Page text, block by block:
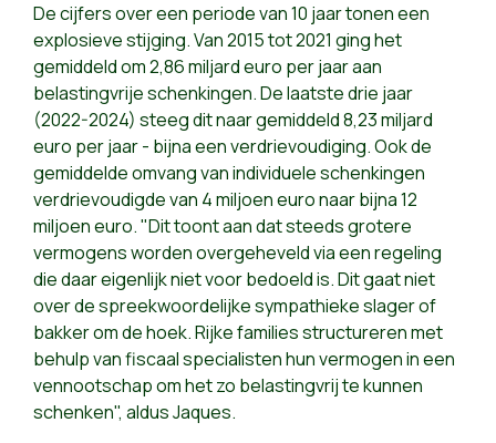
De cijfers over een periode van 10 jaar tonen een
explosieve stijging. Van 2015 tot 2021 ging het
gemiddeld om 2,86 miljard euro per jaar aan
belastingvrije schenkingen. De laatste drie jaar
(2022-2024) steeg dit naar gemiddeld 8,23 miljard
euro per jaar - bijna een verdrievoudiging. Ook de
gemiddelde omvang van individuele schenkingen
verdrievoudigde van 4 miljoen euro naar bijna 12
miljoen euro. "Dit toont aan dat steeds grotere
vermogens worden overgeheveld via een regeling
die daar eigenlijk niet voor bedoeld is. Dit gaat niet
over de spreekwoordelijke sympathieke slager of
bakker om de hoek. Rijke families structureren met
behulp van fiscaal specialisten hun vermogen in een
vennootschap om het zo belastingvrij te kunnen
schenken", aldus Jaques.